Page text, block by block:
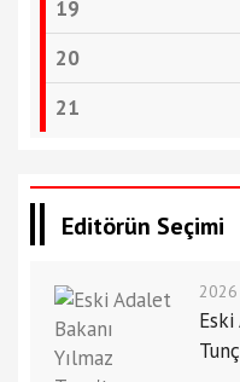
19
20
21
Editörün Seçimi
2026
Eski